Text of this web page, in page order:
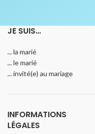
JE SUIS…
... la marié
... le marié
... invité(e) au mariage
INFORMATIONS
LÉGALES